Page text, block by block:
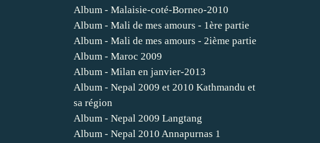
Album - Malaisie-coté-Borneo-2010
Album - Mali de mes amours - 1ère partie
Album - Mali de mes amours - 2ième partie
Album - Maroc 2009
Album - Milan en janvier-2013
Album - Nepal 2009 et 2010 Kathmandu et
sa région
Album - Nepal 2009 Langtang
Album - Nepal 2010 Annapurnas 1